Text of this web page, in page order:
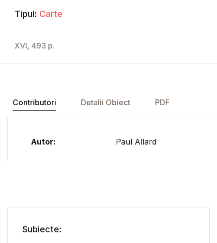
Tipul: Carte
XVI, 493 p.
Contributori Detalii Obiect PDF
Autor: Paul Allard
Subiecte: